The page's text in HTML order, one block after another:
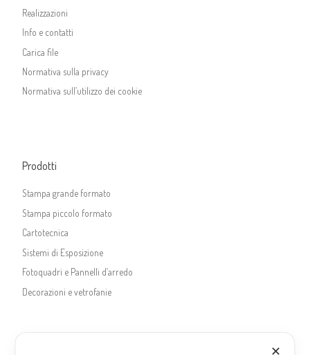
Realizzazioni
Info e contatti
Carica file
Normativa sulla privacy
Normativa sull’utilizzo dei cookie
Prodotti
Stampa grande formato
Stampa piccolo formato
Cartotecnica
Sistemi di Esposizione
Fotoquadri e Pannelli d’arredo
Decorazioni e vetrofanie
✕